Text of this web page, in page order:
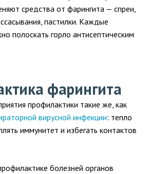
средства от фарингита — спреи,
пастилки. Каждые
полоскать горло антисептическим
фарингита
профилактики такие же, как
вирусной инфекции: тепло
иммунитет и избегать контактов
болезней органов